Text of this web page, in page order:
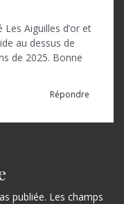
Aiguilles d’or et
au dessus de
de 2025. Bonne
Répondre
publiée. Les champs